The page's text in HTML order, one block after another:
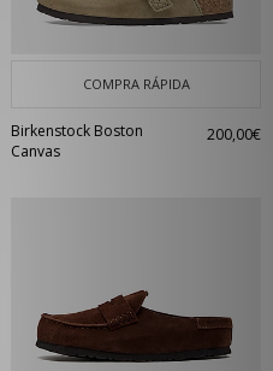
COMPRA RÁPIDA
Birkenstock Boston
Canvas
200,00€